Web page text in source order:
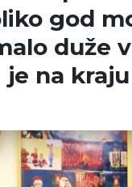
god
duže
na